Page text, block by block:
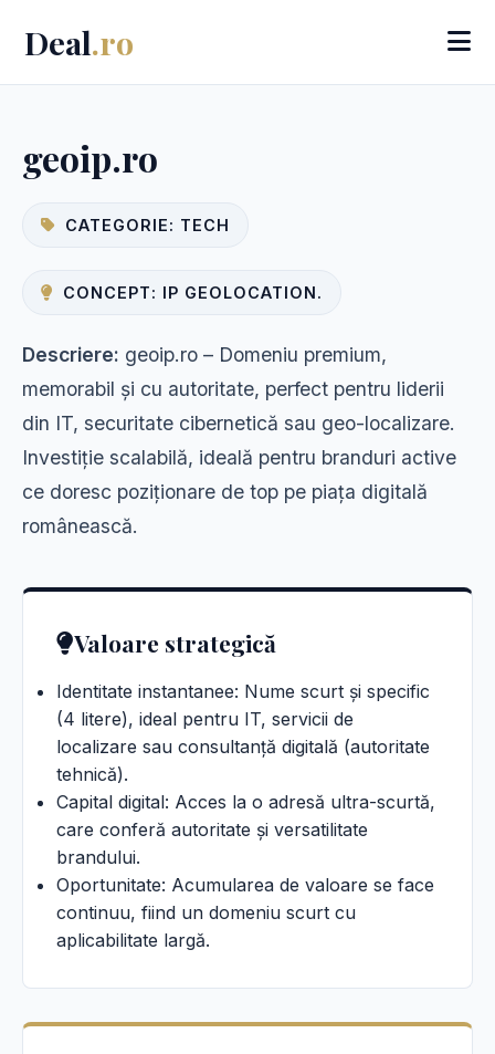
Deal.ro
geoip.ro
CATEGORIE: TECH
CONCEPT: IP GEOLOCATION.
Descriere: geoip.ro – Domeniu premium,
memorabil și cu autoritate, perfect pentru liderii
din IT, securitate cibernetică sau geo-localizare.
Investiție scalabilă, ideală pentru branduri active
ce doresc poziționare de top pe piața digitală
românească.
Valoare strategică
Identitate instantanee: Nume scurt și specific
(4 litere), ideal pentru IT, servicii de
localizare sau consultanță digitală (autoritate
tehnică).
Capital digital: Acces la o adresă ultra-scurtă,
care conferă autoritate și versatilitate
brandului.
Oportunitate: Acumularea de valoare se face
continuu, fiind un domeniu scurt cu
aplicabilitate largă.